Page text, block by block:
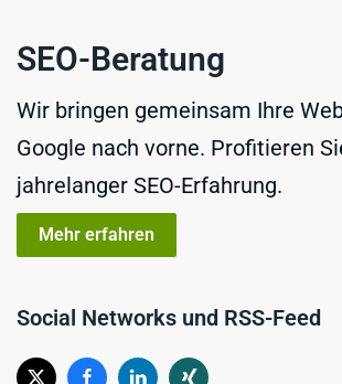
SEO-Beratung
Wir bringen gemeinsam Ihre
Google nach vorne. Profitieren
jahrelanger SEO-Erfahrung.
Mehr erfahren
Social Networks und RSS-Feed